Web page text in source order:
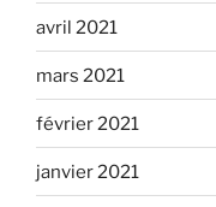
avril 2021
mars 2021
février 2021
janvier 2021